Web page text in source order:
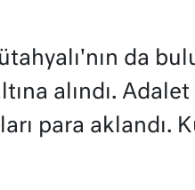
da
alındı.
para aklandı.